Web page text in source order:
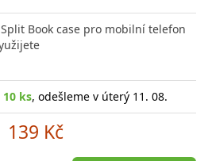
Book case pro mobilní telefon
10 ks, odešleme v úterý 11. 08.
139 Kč